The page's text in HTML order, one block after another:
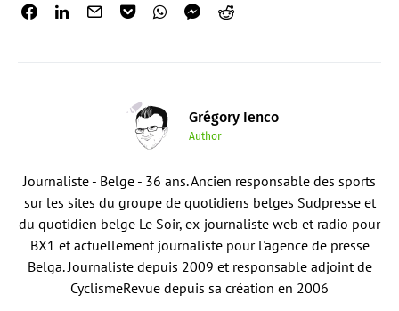
Grégory Ienco
Author
Journaliste - Belge - 36 ans. Ancien responsable des sports
sur les sites du groupe de quotidiens belges Sudpresse et
du quotidien belge Le Soir, ex-journaliste web et radio pour
BX1 et actuellement journaliste pour l'agence de presse
Belga. Journaliste depuis 2009 et responsable adjoint de
CyclismeRevue depuis sa création en 2006